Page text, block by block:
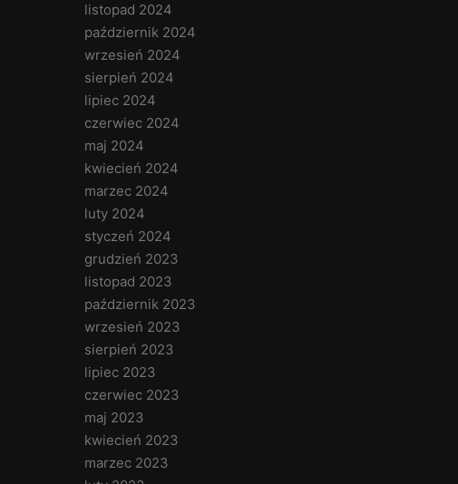
listopad 2024
październik 2024
wrzesień 2024
sierpień 2024
lipiec 2024
czerwiec 2024
maj 2024
kwiecień 2024
marzec 2024
luty 2024
styczeń 2024
grudzień 2023
listopad 2023
październik 2023
wrzesień 2023
sierpień 2023
lipiec 2023
czerwiec 2023
maj 2023
kwiecień 2023
marzec 2023